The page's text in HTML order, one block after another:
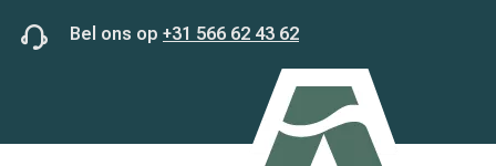
Bel ons op +31 566 62 43 62